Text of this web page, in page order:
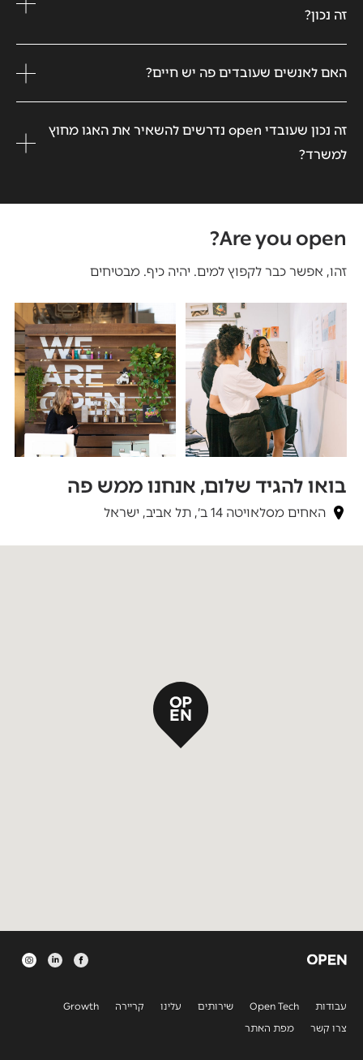
זה נכון?
האם לאנשים שעובדים פה יש חיים?
זה נכון שעובדי open נדרשים להשאיר את האגו מחוץ
למשרד?
Are you open?
זהו, אפשר כבר לקפוץ למים. יהיה כיף. מבטיחים
בואו להגיד שלום, אנחנו ממש פה
האחים מסלאויטה 14 ב׳, תל אביב, ישראל
עבודות Open Tech שירותים עלינו קריירה
Growth
צרו קשר
מפת האתר